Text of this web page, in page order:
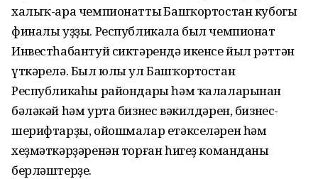
халыҡ-ара чемпионаттың Башҡортостан кубогы
финалы уҙҙы. Республикала был чемпионат
Инвестһабантуй сиктәрендә икенсе йыл рәттән
үткәрелә. Был юлы ул Башҡортостан
Республикаһы райондары һәм ҡалаларынан
бәләкәй һәм урта бизнес вәкилдәрен, бизнес-
шерифтарҙы, ойошмалар етәкселәрен һәм
хеҙмәткәрҙәренән торған һигеҙ команданы
берләштерҙе.